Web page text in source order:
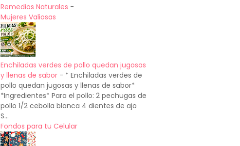
Remedios Naturales -
Mujeres Valiosas
Enchiladas verdes de pollo quedan jugosas
y llenas de sabor - * Enchiladas verdes de
pollo quedan jugosas y llenas de sabor*
*Ingredientes* Para el pollo: 2 pechugas de
pollo 1/2 cebolla blanca 4 dientes de ajo
S...
Fondos para tu Celular